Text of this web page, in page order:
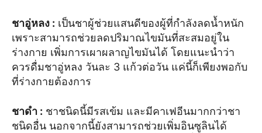
ชาอู่หลง : เป็นชาผู้ช่วยแสนดีของผู้ที่กำลังลดน้ำหนัก
เพราะสามารถช่วยลดปริมาณไขมันที่สะสมอยู่ใน
ร่างกาย เพิ่มการเผาผลาญไขมันได้ โดยแนะนำว่า
ควรดื่มชาอู่หลง วันละ 3 แก้วต่อวัน แค่นี้ก็เพียงพอกับ
ที่ร่างกายต้องการ
ชาดำ : ชาชนิดนี้มีรสเข้ม และมีคาเฟอีนมากกว่าชา
ชนิดอื่น นอกจากนี้ยังสามารถช่วยเพิ่มอินซูลินได้